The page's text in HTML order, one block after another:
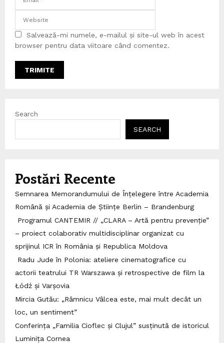
Salvează-mi numele, e-mailul și site-ul web în acest
browser pentru data viitoare când comentez.
Search
SEARCH
Postări Recente
Semnarea Memorandumului de Înțelegere între Academia
Română și Academia de Științe Berlin – Brandenburg
Programul CANTEMIR // „CLARA – Artă pentru prevenție”
– proiect colaborativ multidisciplinar organizat cu
sprijinul ICR în România și Republica Moldova
Radu Jude în Polonia: ateliere cinematografice cu
actorii teatrului TR Warszawa și retrospective de film la
Łódź și Varșovia
Mircia Gutău: „Râmnicu Vâlcea este, mai mult decât un
loc, un sentiment”
Conferința „Familia Cioflec și Clujul” susținută de istoricul
Luminița Cornea